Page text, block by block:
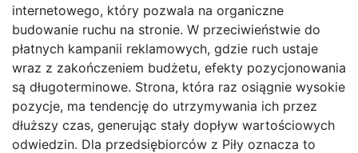
internetowego, który pozwala na organiczne
budowanie ruchu na stronie. W przeciwieństwie do
płatnych kampanii reklamowych, gdzie ruch ustaje
wraz z zakończeniem budżetu, efekty pozycjonowania
są długoterminowe. Strona, która raz osiągnie wysokie
pozycje, ma tendencję do utrzymywania ich przez
dłuższy czas, generując stały dopływ wartościowych
odwiedzin. Dla przedsiębiorców z Piły oznacza to